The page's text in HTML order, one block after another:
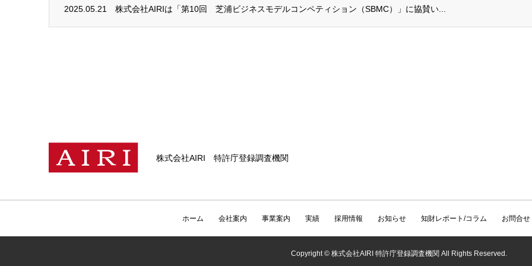
2025.05.21 株式会社AIRIは「第10回 芝浦ビジネスモデルコンペティション（SBMC）」に協賛い...
株式会社AIRI 特許庁登録調査機関
ホーム 会社案内 事業案内 実績 採用情報 お知らせ 知財レポート/コラム お問合せ
Copyright © 株式会社AIRI 特許庁登録調査機関 All Rights Reserved.